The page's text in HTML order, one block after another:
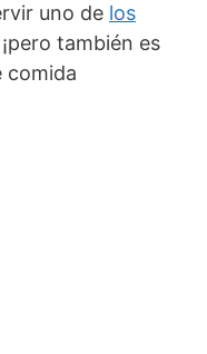
uno de los
¡pero también es
comida